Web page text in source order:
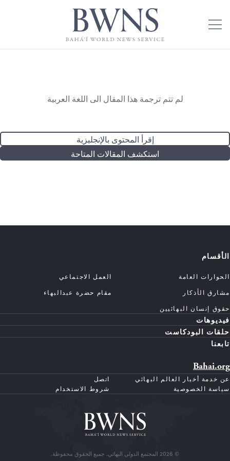
لم تتم ترجمة هذا المقال الى اللغة العربية
إقرأ المحتوى بالإنجليزية
استكشف المقالات المتاحة
الأقسام
الحوارات العامة
العمل الاجتماعي
مشارق الأذكار
مقام حضرة عبدالبهاء
حقوق إنسان البهائيين
فيديوهات
حلقات البودكاست
تابعنا
Bahai.org
عن خدمة أخبار العالم البهائي
اتصل
سياسة الخصوصية
شروط الاستخدام
© 2026 المجتمع الدولي البهائي. جميع الحقوق محفوظة.